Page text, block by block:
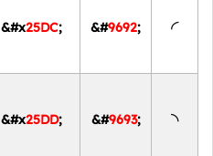
◜
&#9692;
&#x25DC;
◝
&#9693;
&#x25DD;